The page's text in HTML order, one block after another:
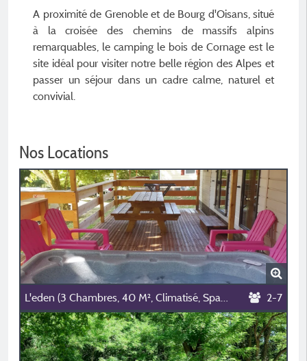
A proximité de Grenoble et de Bourg d'Oisans, situé
à la croisée des chemins de massifs alpins
remarquables, le camping le bois de Cornage est le
site idéal pour visiter notre belle région des Alpes et
passer un séjour dans un cadre calme, naturel et
convivial.
Nos Locations
L'eden (3 Chambres, 40 M², Climatisé, Spa) ✨✨✨✨✨✨ 2-7